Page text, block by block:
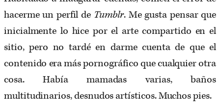
hacerme un perfil de Tumblr. Me gusta pensar que
inicialmente lo hice por el arte compartido en el
sitio, pero no tardé en darme cuenta de que el
contenido era más pornográfico que cualquier otra
cosa. Había mamadas varias, baños
multitudinarios, desnudos artísticos. Muchos pies.